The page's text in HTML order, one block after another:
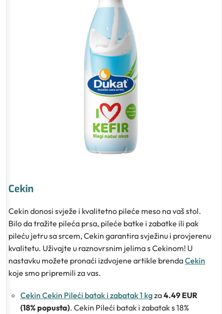
Cekin
Cekin donosi svježe i kvalitetno pileće meso na vaš stol.
Bilo da tražite pileća prsa, pileće batke i zabatke ili pak
pileću jetru sa srcem, Cekin garantira svježinu i provjerenu
kvalitetu. Uživajte u raznovrsnim jelima s Cekinom! U
nastavku možete pronaći izdvojene artikle brendaCekin
koje smo pripremili za vas.
Cekin Cekin Pileći batak i zabatak 1 kgza4.49 EUR
(18% popusta). Cekin Pileći batak i zabatak s 18%